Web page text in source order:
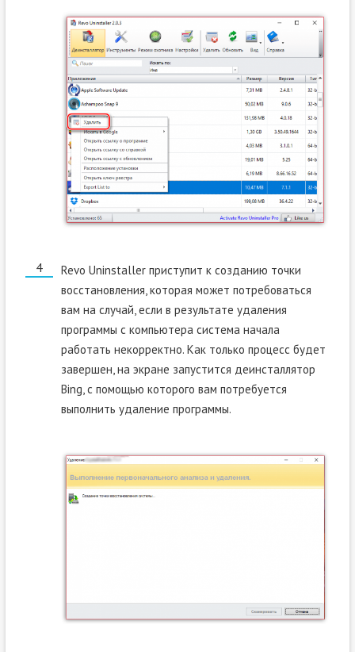
Revo Uninstaller приступит к созданию точки
восстановления, которая может потребоваться
вам на случай, если в результате удаления
программы с компьютера система начала
работать некорректно. Как только процесс будет
завершен, на экране запустится деинсталлятор
Bing, с помощью которого вам потребуется
выполнить удаление программы.